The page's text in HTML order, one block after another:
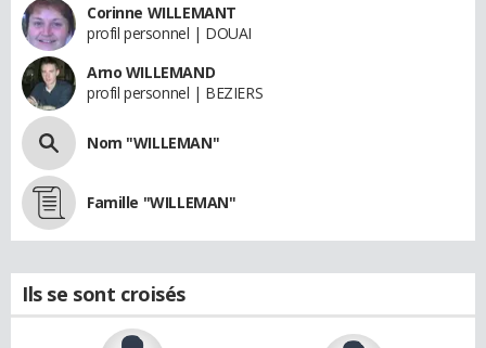
Corinne WILLEMANT
profil personnel | DOUAI
Arno WILLEMAND
profil personnel | BEZIERS
Nom "WILLEMAN"
Famille "WILLEMAN"
Ils se sont croisés